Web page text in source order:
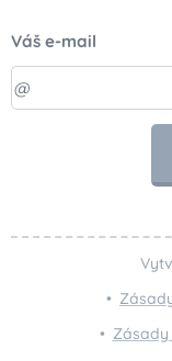
Váš e-mail